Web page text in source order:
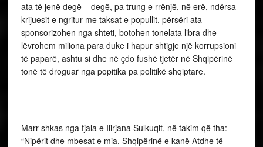
ata të jenë degë – degë, pa trung e rrënjë, në erë, ndërsa
krijuesit e ngritur me taksat e popullit, përsëri ata
sponsorizohen nga shteti, botohen tonelata libra dhe
lëvrohem miliona para duke i hapur shtigje një korrupsioni
të paparë, ashtu si dhe në çdo fushë tjetër në Shqipërinë
tonë të droguar nga popitika pa politikë shqiptare.
Marr shkas nga fjala e Ilirjana Sulkuqit, në takim që tha:
“Nipërit dhe mbesat e mia, Shqipërinë e kanë Atdhe të